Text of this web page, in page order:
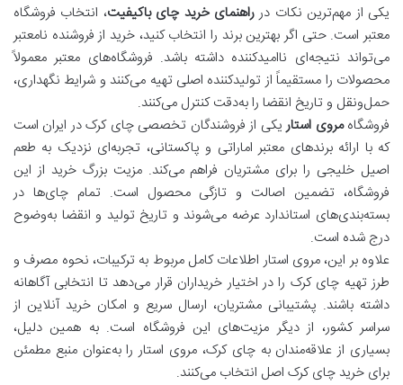
یکی از مهم‌ترین نکات در راهنمای خرید چای باکیفیت، انتخاب فروشگاه
معتبر است. حتی اگر بهترین برند را انتخاب کنید، خرید از فروشنده نامعتبر
می‌تواند نتیجه‌ای ناامیدکننده داشته باشد. فروشگاه‌های معتبر معمولاً
محصولات را مستقیماً از تولیدکننده اصلی تهیه می‌کنند و شرایط نگهداری،
حمل‌ونقل و تاریخ انقضا را به‌دقت کنترل می‌کنند.
فروشگاهمروی استاریکی از فروشندگان تخصصی چای کرک در ایران است
که با ارائه برندهای معتبر اماراتی و پاکستانی، تجربه‌ای نزدیک به طعم
اصیل خلیجی را برای مشتریان فراهم می‌کند. مزیت بزرگ خرید از این
فروشگاه، تضمین اصالت و تازگی محصول است. تمام چای‌ها در
بسته‌بندی‌های استاندارد عرضه می‌شوند و تاریخ تولید و انقضا به‌وضوح
درج شده است.
علاوه بر این، مروی استار اطلاعات کامل مربوط به ترکیبات، نحوه مصرف و
طرز تهیه چای کرک را در اختیار خریداران قرار می‌دهد تا انتخابی آگاهانه
داشته باشند. پشتیبانی مشتریان، ارسال سریع و امکان خرید آنلاین از
سراسر کشور، از دیگر مزیت‌های این فروشگاه است. به همین دلیل،
بسیاری از علاقه‌مندان به چای کرک، مروی استار را به‌عنوان منبع مطمئن
برای خرید چای کرک اصل انتخاب می‌کنند.